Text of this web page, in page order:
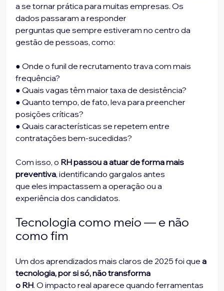
a se tornar prática para muitas empresas. Os
dados passaram a responder
perguntas que sempre estiveram no centro da
gestão de pessoas, como:
● Onde o funil de recrutamento trava com mais
frequência?
● Quais vagas têm maior taxa de desistência?
● Quanto tempo, de fato, leva para preencher
posições críticas?
● Quais características se repetem entre
contratações bem-sucedidas?
Com isso, o RH passou a atuar de forma mais
preventiva, identificando gargalos antes
que eles impactassem a operação ou a
experiência dos candidatos.
Tecnologia como meio — e não
como fim
Um dos aprendizados mais claros de 2025 foi que a
tecnologia, por si só, não transforma
o RH. O impacto real aparece quando ferramentas